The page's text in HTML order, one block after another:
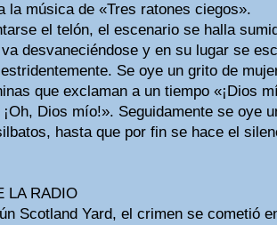
la música de «Tres ratones ciegos».
el telón, el escenario se halla
desvaneciéndose y en su lugar se
Se oye un grito de
que exclaman a un tiempo «¡Dios
Dios mío!». Seguidamente se oye
hasta que por fin se hace el
LA RADIO
Scotland Yard, el crimen se cometió